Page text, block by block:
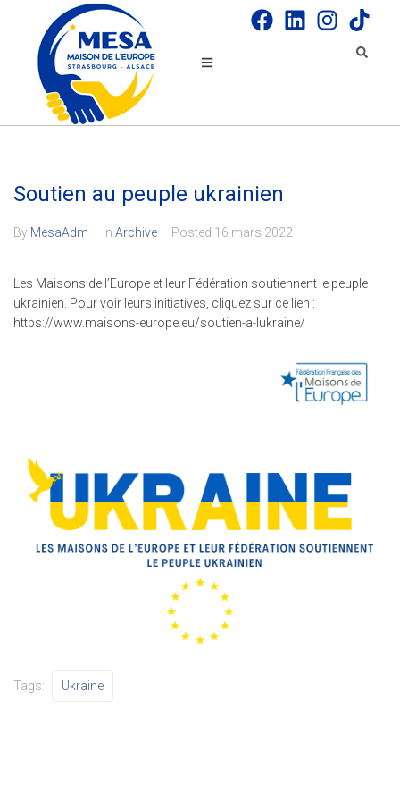
Soutien au peuple ukrainien
By MesaAdm In Archive Posted 16 mars 2022
Les Maisons de l’Europe et leur Fédération soutiennent le peuple
ukrainien. Pour voir leurs initiatives, cliquez sur ce lien :
https://www.maisons-europe.eu/soutien-a-lukraine/
Tags: Ukraine